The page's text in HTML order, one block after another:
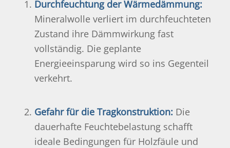
Durchfeuchtung der Wärmedämmung:
Mineralwolle verliert im durchfeuchteten
Zustand ihre Dämmwirkung fast
vollständig. Die geplante
Energieeinsparung wird so ins Gegenteil
verkehrt.
Gefahr für die Tragkonstruktion: Die
dauerhafte Feuchtebelastung schafft
ideale Bedingungen für Holzfäule und